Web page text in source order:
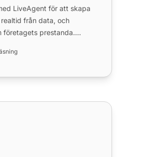
LiveAgent för att skapa
från data, och
företagets prestanda.